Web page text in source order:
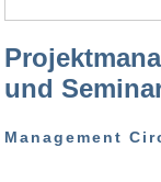
und
Management